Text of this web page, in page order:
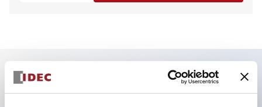
Hauptmerkmale